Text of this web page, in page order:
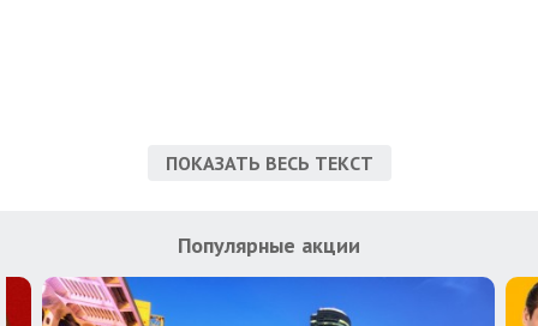
ПОКАЗАТЬ ВЕСЬ ТЕКСТ
Популярные акции